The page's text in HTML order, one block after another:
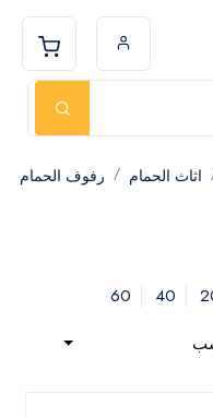
اثاث الحمام رفوف الحمام
40
60